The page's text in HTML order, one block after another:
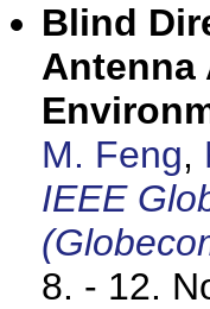
Blind
Antenna
M. Feng,
IEEE
8. - 12.